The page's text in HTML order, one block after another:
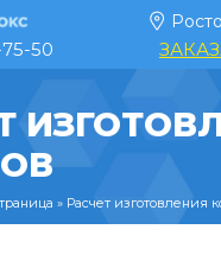
50
» Расчет изготовления